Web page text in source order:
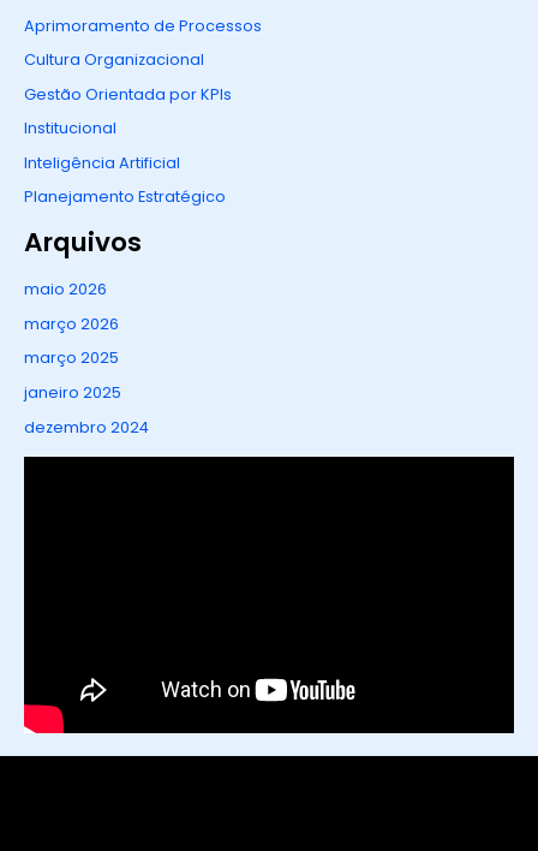
Aprimoramento de Processos
Cultura Organizacional
Gestão Orientada por KPIs
Institucional
Inteligência Artificial
Planejamento Estratégico
Arquivos
maio 2026
março 2026
março 2025
janeiro 2025
dezembro 2024